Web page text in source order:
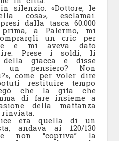
silenzio. «Dottore, le
cosa», esclamai.
dalla tasca 60.000
a Palermo, mi
un cric per
e mi aveva dato
lire. Prese i soldi, li
giacca e disse
un pensiero? Non
come per voler dire
restituire tempo
che la gita che
di fare insieme a
della mattanza
era quella di un
andava ai 120/130
non “copriva” la